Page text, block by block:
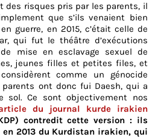
des risques pris par les parents, il
que s’ils venaient bien
guerre, en 2015, c’était celle de
qui fut le théâtre d’exécutions
mise en esclavage sexuel de
jeunes filles et petites files, et
comme un génocide
parents ont donc fui Daesh, qui a
sol. Ce sont objectivement nos
du journal kurde irakien
contredit cette version : ils
2013 du Kurdistan irakien, qui